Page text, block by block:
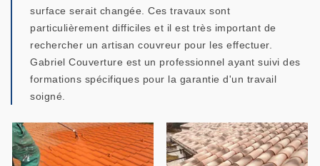
surface serait changée. Ces travaux sont
particulièrement difficiles et il est très important de
rechercher un artisan couvreur pour les effectuer.
Gabriel Couverture est un professionnel ayant suivi des
formations spécifiques pour la garantie d'un travail
soigné.